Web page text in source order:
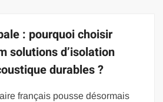
: pourquoi choisir
solutions d’isolation
durables ?
français pousse désormais